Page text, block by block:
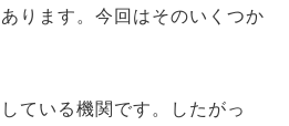
あります。今回はそのいくつか
ている機関です。したがっ